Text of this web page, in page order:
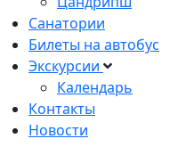
Санатории
Билеты на автобус
Экскурсии
Календарь
Контакты
Новости